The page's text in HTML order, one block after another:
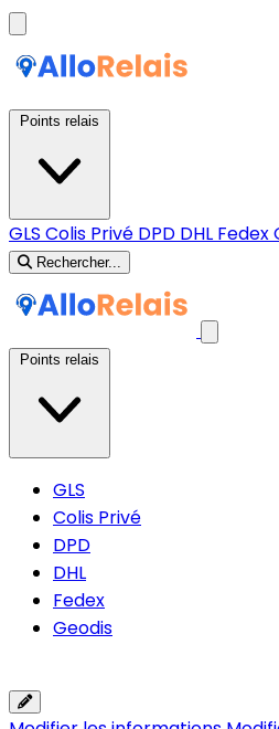
GLS Colis Privé DPD DHL Fedex
Rechercher...
GLS
Colis Privé
DPD
DHL
Fedex
Geodis